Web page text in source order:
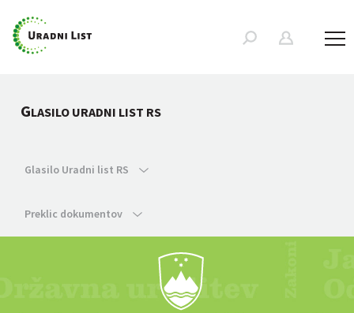
GLASILO URADNI LIST RS
Glasilo Uradni list RS
Preklic dokumentov